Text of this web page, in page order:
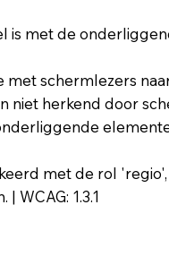
met de
schermlezers naar
herkend door
met de rol
WCAG: 1.3.1